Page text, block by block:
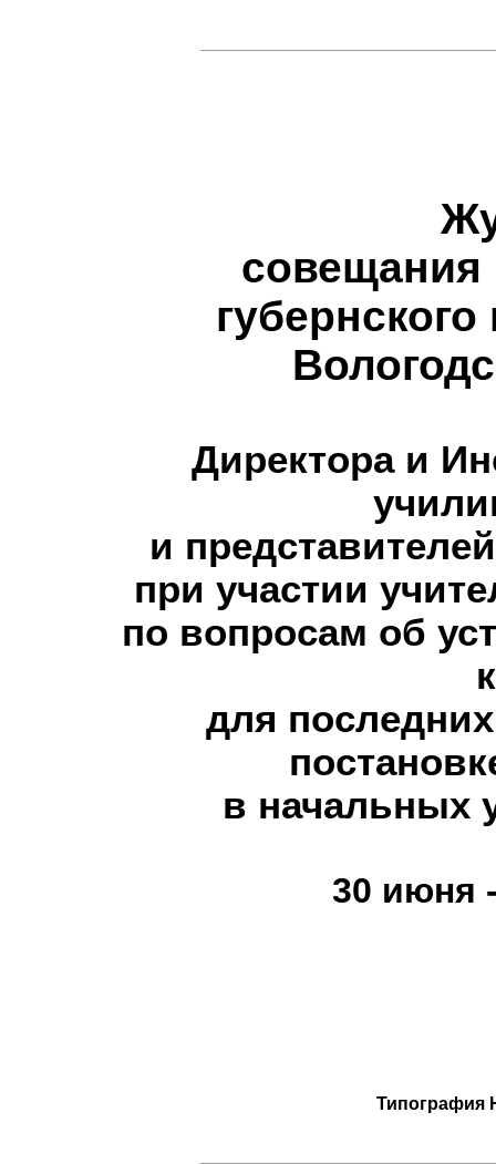
совещания
Директора и
и
при участии
по вопросам об
для
в начальных
30 июня
Типография